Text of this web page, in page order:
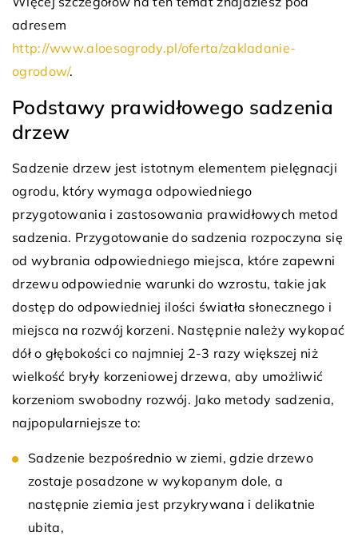
adresem
http://www.aloesogrody.pl/oferta/zakladanie-
ogrodow/.
Podstawy prawidłowego sadzenia
drzew
Sadzenie drzew jest istotnym elementem pielęgnacji
ogrodu, który wymaga odpowiedniego
przygotowania i zastosowania prawidłowych metod
sadzenia. Przygotowanie do sadzenia rozpoczyna się
od wybrania odpowiedniego miejsca, które zapewni
drzewu odpowiednie warunki do wzrostu, takie jak
dostęp do odpowiedniej ilości światła słonecznego i
miejsca na rozwój korzeni. Następnie należy wykopać
dół o głębokości co najmniej 2-3 razy większej niż
wielkość bryły korzeniowej drzewa, aby umożliwić
korzeniom swobodny rozwój. Jako metody sadzenia,
najpopularniejsze to:
Sadzenie bezpośrednio w ziemi, gdzie drzewo
zostaje posadzone w wykopanym dole, a
następnie ziemia jest przykrywana i delikatnie
ubita,